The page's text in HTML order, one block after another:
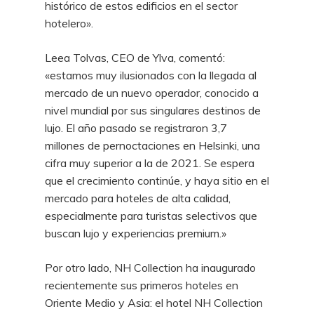
histórico de estos edificios en el sector
hotelero».
Leea Tolvas, CEO de Ylva, comentó:
«estamos muy ilusionados con la llegada al
mercado de un nuevo operador, conocido a
nivel mundial por sus singulares destinos de
lujo. El año pasado se registraron 3,7
millones de pernoctaciones en Helsinki, una
cifra muy superior a la de 2021. Se espera
que el crecimiento continúe, y haya sitio en el
mercado para hoteles de alta calidad,
especialmente para turistas selectivos que
buscan lujo y experiencias premium.»
Por otro lado, NH Collection ha inaugurado
recientemente sus primeros hoteles en
Oriente Medio y Asia: el hotel NH Collection